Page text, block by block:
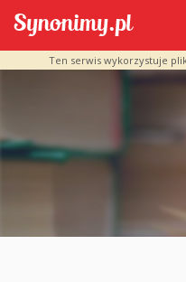
Ten serwis wykorzystuje